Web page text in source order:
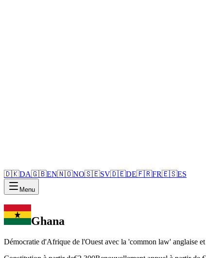
🇩🇰DA🇬🇧EN🇳🇴NO🇸🇪SV🇩🇪DE🇫🇷FR🇪🇸ES
Menu
Ghana
Démocratie d'Afrique de l'Ouest avec la 'common law' anglaise et